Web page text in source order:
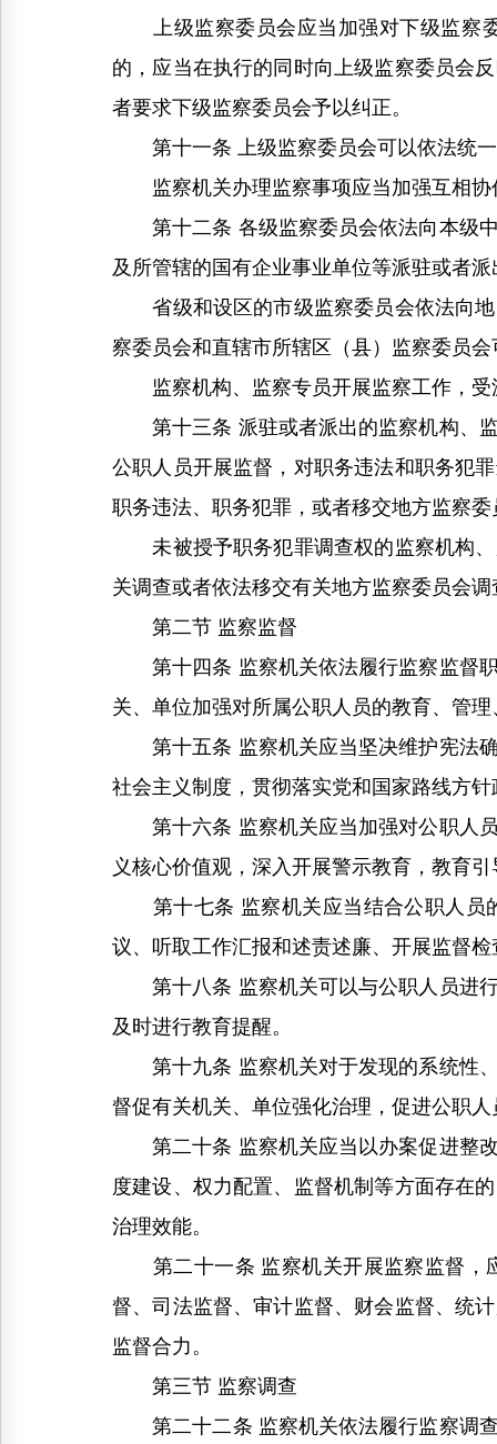
上级监察委员会应当加强对下级监察委
的，应当在执行的同时向上级监察委员会
者要求下级监察委员会予以纠正。
第十一条 上级监察委员会可以依法统一
监察机关办理监察事项应当加强互相协
第十二条 各级监察委员会依法向本级中
及所管辖的国有企业事业单位等派驻或者
省级和设区的市级监察委员会依法向地
察委员会和直辖市所辖区（县）监察委员
监察机构、监察专员开展监察工作，受
第十三条 派驻或者派出的监察机构、监
公职人员开展监督，对职务违法和职务犯
职务违法、职务犯罪，或者移交地方监察
未被授予职务犯罪调查权的监察机构、
关调查或者依法移交有关地方监察委员会调
第二节 监察监督
第十四条 监察机关依法履行监察监督职
关、单位加强对所属公职人员的教育、管理
第十五条 监察机关应当坚决维护宪法确
社会主义制度，贯彻落实党和国家路线方
第十六条 监察机关应当加强对公职人员
义核心价值观，深入开展警示教育，教育
第十七条 监察机关应当结合公职人员
议、听取工作汇报和述责述廉、开展监督
第十八条 监察机关可以与公职人员进行
及时进行教育提醒。
第十九条 监察机关对于发现的系统性、
督促有关机关、单位强化治理，促进公职
第二十条 监察机关应当以办案促进整改
度建设、权力配置、监督机制等方面存在
治理效能。
第二十一条 监察机关开展监察监督，
督、司法监督、审计监督、财会监督、统
监督合力。
第三节 监察调查
第二十二条 监察机关依法履行监察调查